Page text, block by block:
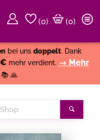
(0)
(0)
bei uns doppelt. Dank
mehr verdient. → Mehr
🙏